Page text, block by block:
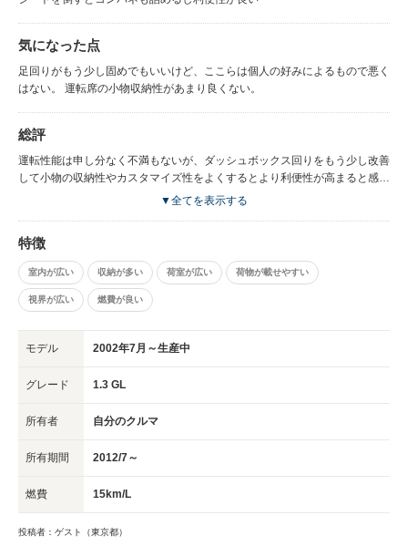
気になった点
足回りがもう少し固めでもいいけど、ここらは個人の好みによるもので悪く
はない。 運転席の小物収納性があまり良くない。
総評
運転性能は申し分なく不満もないが、ダッシュボックス回りをもう少し改善
して小物の収納性やカスタマイズ性をよくするとより利便性が高まると感じ
▼全てを表示する
特徴
室内が広い 収納が多い 荷室が広い 荷物が載せやすい
視界が広い 燃費が良い
モデル 2002年7月～生産中
グレード 1.3 GL
所有者 自分のクルマ
所有期間 2012/7～
燃費 15km/L
投稿者：ゲスト（東京都）